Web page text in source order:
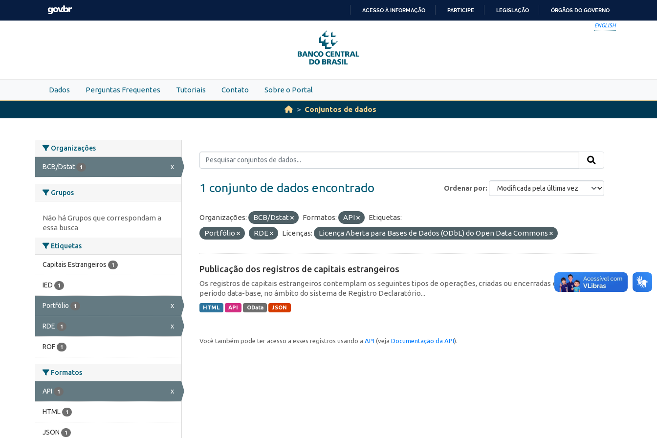
Skip to main content
PARA
O
CONTEÚDO
ACESSO À INFORMAÇÃO PARTICIPE LEGISLAÇÃO ÓRGÃOS DO GOVERNO
ENGLISH
Dados Perguntas Frequentes Tutoriais Contato Sobre o Portal
Conjuntos de dados
Organizações
BCB/Dstat 1 x
Grupos
Não há Grupos que correspondam a
essa busca
Etiquetas
Capitais Estrangeiros 1
IED 1
Portfólio 1 x
RDE 1 x
ROF 1
Formatos
API 1 x
HTML 1
JSON 1
Ordenar por
1 conjunto de dados encontrado
Organizações: BCB/Dstat Formatos: API
Etiquetas:
Portfólio
RDE Licenças: Licença Aberta para Bases de Dados (ODbL) do Open Data Commons
Publicação dos registros de capitais estrangeiros
Os registros de capitais estrangeiros contemplam os seguintes tipos de operações, criadas ou encerradas em cada
período data-base, no âmbito do sistema de Registro Declaratório...
HTML API OData JSON
Você também pode ter acesso a esses registros usando a API (veja Documentação da API).